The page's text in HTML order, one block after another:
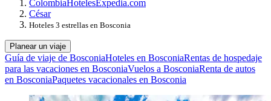
ColombiaHotelesExpedia.com
César
Hoteles 3 estrellas en Bosconia
Planear un viaje
Guía de viaje de BosconiaHoteles en BosconiaRentas de hospedaje
para las vacaciones en BosconiaVuelos a BosconiaRenta de autos
en BosconiaPaquetes vacacionales en Bosconia